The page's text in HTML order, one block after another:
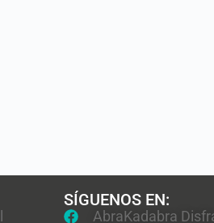
SÍGUENOS EN:
AbraKadabra